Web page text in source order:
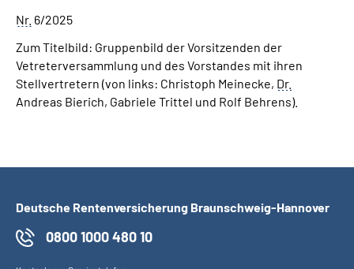
Nr. 6/2025
Zum Titelbild: Gruppenbild der Vorsitzenden der
Vetreterversammlung und des Vorstandes mit ihren
Stellvertretern (von links: Christoph Meinecke, Dr.
Andreas Bierich, Gabriele Trittel und Rolf Behrens).
Deutsche Rentenversicherung Braunschweig-Hannover
0800 1000 480 10